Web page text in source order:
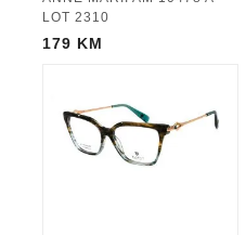
LOT 2310
179 KM